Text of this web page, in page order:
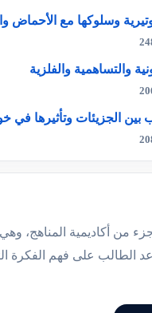
وسلوكها مع الأحماض
والتساهمية والفلزية
بين الجزيئات وتأثيرها في
من أكاديمية المناهج،
الطالب على فهم الفكرة